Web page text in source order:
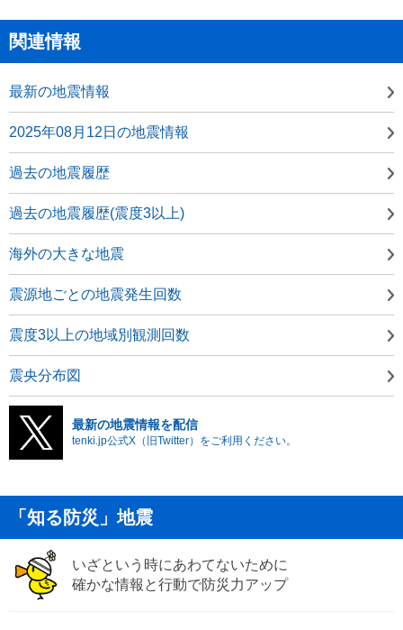
関連情報
最新の地震情報
2025年08月12日の地震情報
過去の地震履歴
過去の地震履歴(震度3以上)
海外の大きな地震
震源地ごとの地震発生回数
震度3以上の地域別観測回数
震央分布図
最新の地震情報を配信
tenki.jp公式X（旧Twitter）をご利用ください。
「知る防災」地震
いざという時にあわてないために
確かな情報と行動で防災力アップ